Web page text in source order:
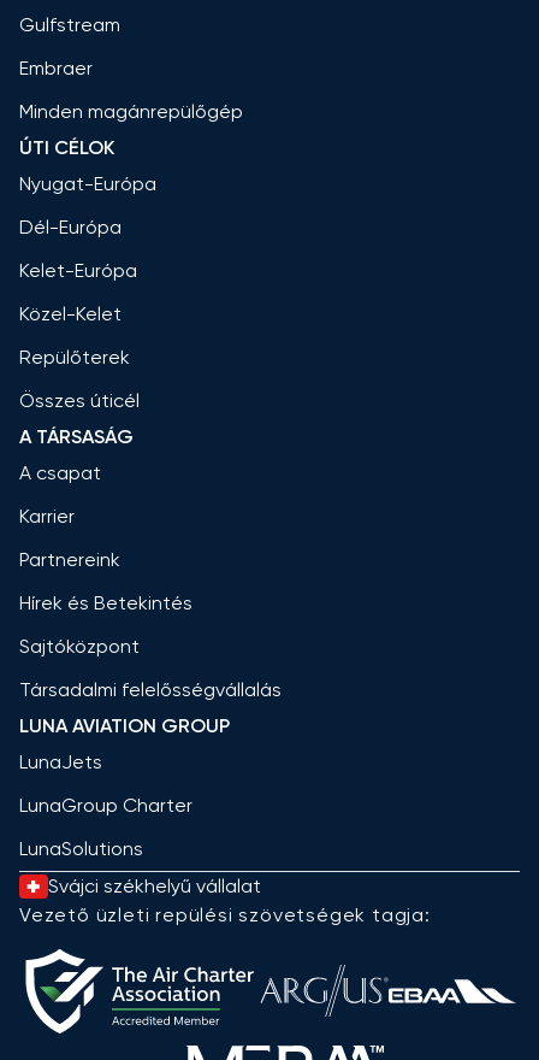
Gulfstream
Embraer
Minden magánrepülőgép
ÚTI CÉLOK
Nyugat-Európa
Dél-Európa
Kelet-Európa
Közel-Kelet
Repülőterek
Összes úticél
A TÁRSASÁG
A csapat
Karrier
Partnereink
Hírek és Betekintés
Sajtóközpont
Társadalmi felelősségvállalás
LUNA AVIATION GROUP
LunaJets
LunaGroup Charter
LunaSolutions
Svájci székhelyű vállalat
Vezető üzleti repülési szövetségek tagja: